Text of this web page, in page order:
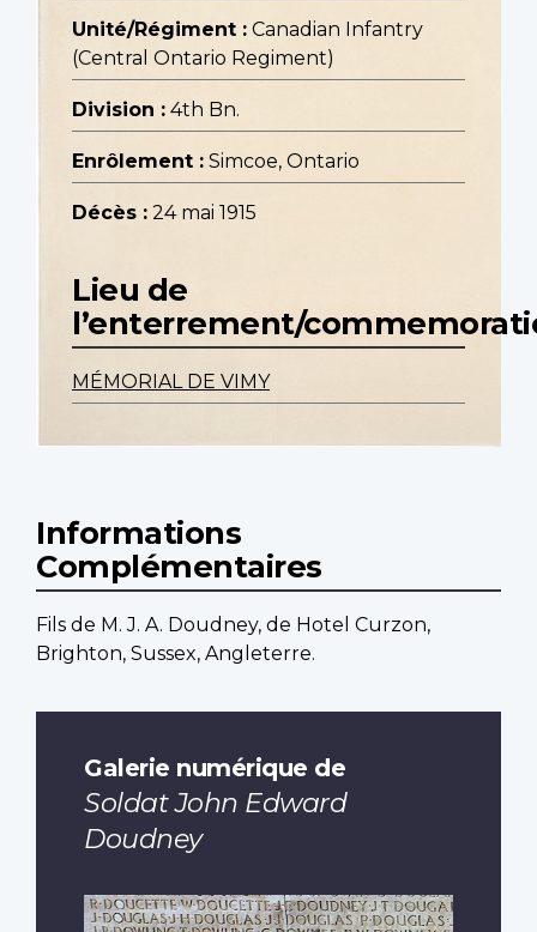
Unité/Régiment : Canadian Infantry
(Central Ontario Regiment)
Division : 4th Bn.
Enrôlement : Simcoe, Ontario
Décès : 24 mai 1915
Lieu de
l’enterrement/
MÉMORIAL DE VIMY
Informations
Complémentaires
Fils de M. J. A. Doudney, de Hotel Curzon,
Brighton, Sussex, Angleterre.
Galerie numérique de
Soldat John Edward
Doudney